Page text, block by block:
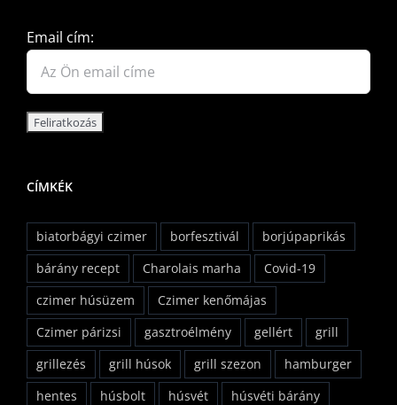
Email cím:
CÍMKÉK
biatorbágyi czimer borfesztivál
borjúpaprikás
bárány recept
Charolais marha
Covid-19
czimer húsüzem
Czimer kenőmájas
Czimer párizsi
gasztroélmény gellért
grill
grillezés
grill húsok grill szezon
hamburger
hentes
húsbolt húsvét
húsvéti bárány